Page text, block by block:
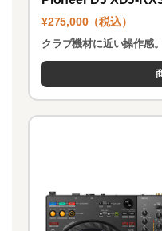
¥275,000（税込）
クラブ機材に近い操作感